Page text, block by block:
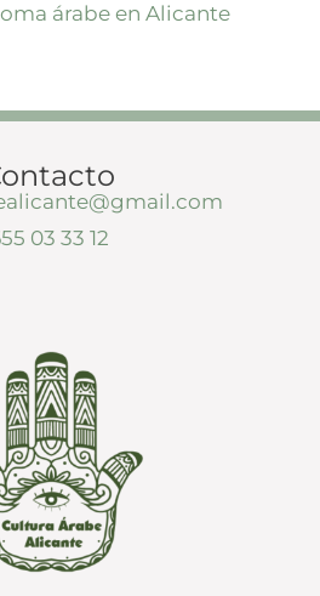
árabe en Alicante
03 33 12